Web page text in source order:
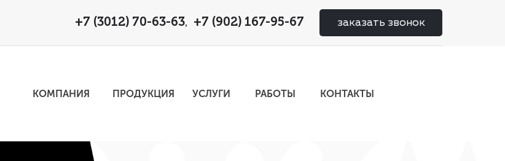
+7 (3012) 70-63-63, +7 (902) 167-95-67 заказать звонок
КОМПАНИЯ ПРОДУКЦИЯ УСЛУГИ РАБОТЫ КОНТАКТЫ